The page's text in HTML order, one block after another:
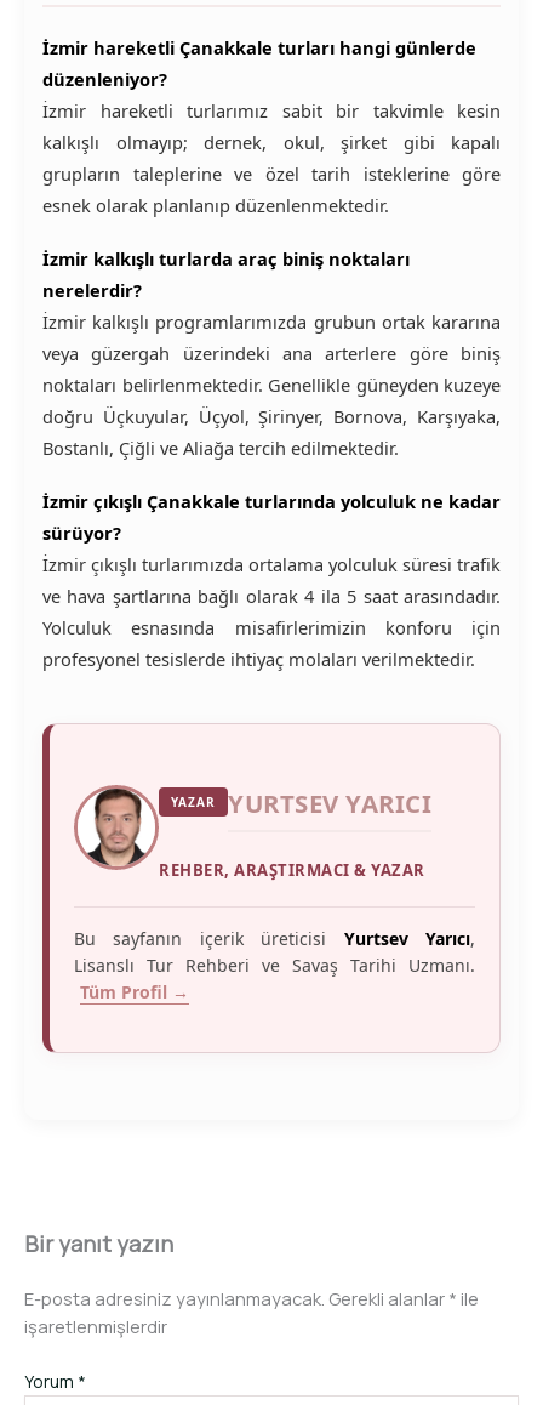
İzmir hareketli Çanakkale turları hangi günlerde
düzenleniyor?
İzmir hareketli turlarımız sabit bir takvimle kesin
kalkışlı olmayıp; dernek, okul, şirket gibi kapalı
grupların taleplerine ve özel tarih isteklerine göre
esnek olarak planlanıp düzenlenmektedir.
İzmir kalkışlı turlarda araç biniş noktaları
nerelerdir?
İzmir kalkışlı programlarımızda grubun ortak kararına
veya güzergah üzerindeki ana arterlere göre biniş
noktaları belirlenmektedir. Genellikle güneyden kuzeye
doğru Üçkuyular, Üçyol, Şirinyer, Bornova, Karşıyaka,
Bostanlı, Çiğli ve Aliağa tercih edilmektedir.
İzmir çıkışlı Çanakkale turlarında yolculuk ne kadar
sürüyor?
İzmir çıkışlı turlarımızda ortalama yolculuk süresi trafik
ve hava şartlarına bağlı olarak 4 ila 5 saat arasındadır.
Yolculuk esnasında misafirlerimizin konforu için
profesyonel tesislerde ihtiyaç molaları verilmektedir.
YAZAR YURTSEV YARICI
REHBER, ARAŞTIRMACI & YAZAR
Bu sayfanın içerik üreticisi Yurtsev Yarıcı,
Lisanslı Tur Rehberi ve Savaş Tarihi Uzmanı.
Tüm Profil →
Bir yanıt yazın
E-posta adresiniz yayınlanmayacak. Gerekli alanlar * ile
işaretlenmişlerdir
Yorum *